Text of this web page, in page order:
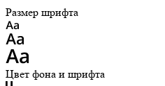
Размер шрифта
Цвет фона и шрифта